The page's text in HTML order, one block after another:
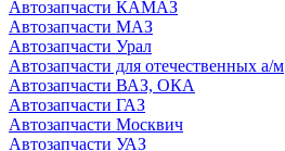
Автозапчасти КАМАЗ
Автозапчасти МАЗ
Автозапчасти Урал
Автозапчасти для отечественных а/м
Автозапчасти ВАЗ, ОКА
Автозапчасти ГАЗ
Автозапчасти Москвич
Автозапчасти УАЗ